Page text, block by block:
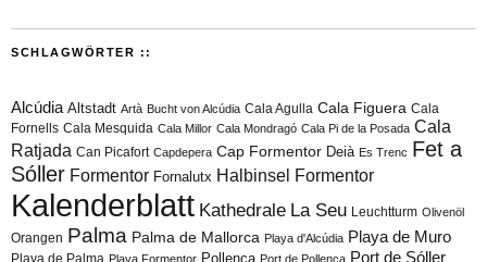
SCHLAGWÖRTER ::
Alcúdia Altstadt Artà Bucht von Alcúdia Cala Agulla Cala Figuera Cala
Fornells Cala Mesquida Cala Millor Cala Mondragó Cala Pi de la Posada Cala
Ratjada Can Picafort Capdepera Cap Formentor Deià Es Trenc Fet a
Sóller Formentor Fornalutx Halbinsel Formentor
Kalenderblatt Kathedrale La Seu Leuchtturm Olivenöl
Orangen Palma Palma de Mallorca Playa d'Alcúdia Playa de Muro
Playa de Palma Playa Formentor Pollença Port de Pollença Port de Sóller